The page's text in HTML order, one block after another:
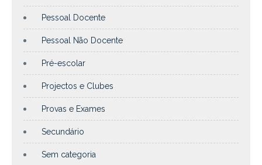
Pessoal Docente
Pessoal Não Docente
Pré-escolar
Projectos e Clubes
Provas e Exames
Secundário
Sem categoria